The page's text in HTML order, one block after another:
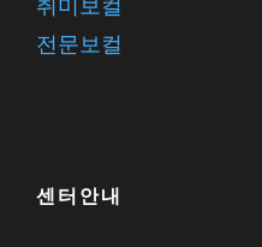
전문보컬
센터안내